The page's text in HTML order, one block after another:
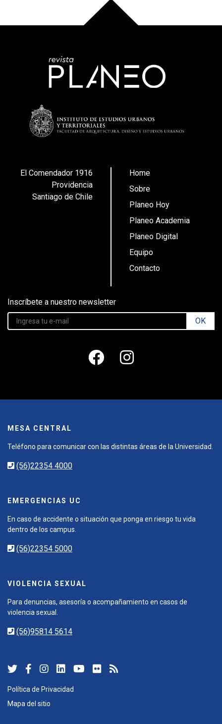
El Comendador 1916
Providencia
Santiago de Chile
Home
Sobre
Planeo Hoy
Planeo Academia
Planeo Digital
Equipo
Contacto
Inscríbete a nuestro newsletter
OK
MESA CENTRAL
Teléfono para comunicar con las distintas áreas de la Universidad.
(56)22354 4000
EMERGENCIAS UC
En caso de accidente o situación que ponga en riesgo tu vida
dentro de los campus.
(56)22354 5000
VIOLENCIA SEXUAL
Para denuncias, asesoría o acompañamiento en casos de
violencia sexual.
(56)95814 5614
Política de Privacidad
Mapa del sitio